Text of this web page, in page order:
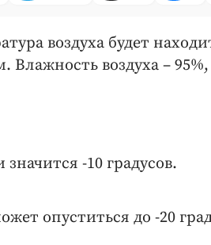
воздуха будет
воздуха – 95%,
-10 градусов.
опуститься до -20